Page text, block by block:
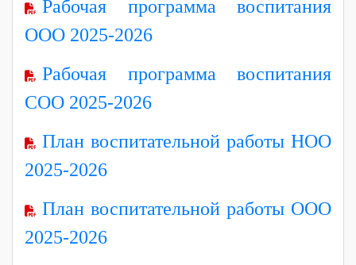
Рабочая программа воспитания
ООО 2025-2026
Рабочая программа воспитания
СОО 2025-2026
План воспитательной работы НОО
2025-2026
План воспитательной работы ООО
2025-2026